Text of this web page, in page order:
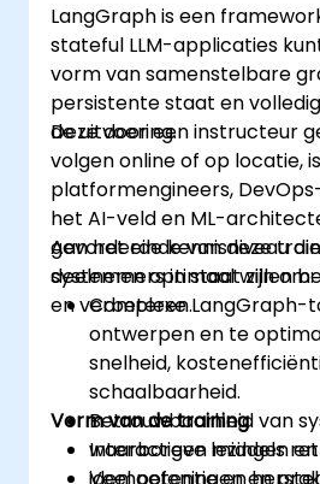
LangGraph is een
stateful LLM-applicaties
vorm van samenstelbare
persistente staat en
de uitvoering.
Deze door een instructeur
volgen online of op locatie,
platformengineers,
het AI-veld en ML-
gevorderde kennisniveau
systemen optimaal willen
en verbeteren.
Aan het einde van deze
deelnemers in staat zijn om:
Complexe LangGraph-
ontwerpen en te
snelheid,
schaalbaarheid.
Betrouwbaarheid van
waarborgen middels
idempotentie en
Vorm van de training
Interactieve lezingen en
Veel oefeningen en